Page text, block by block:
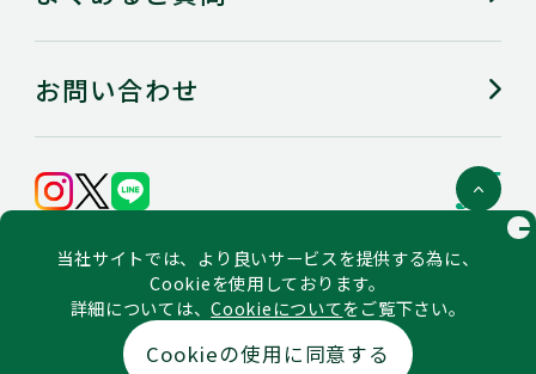
当社サイトでは、より良いサービスを提供する為に、
Cookieを使用しております。
詳細については、Cookieについてをご覧下さい。
Cookieの使用に同意する
お問い合わせ
個人情報の保護に関するステートメント
ご利用にあたってのお願い（利用規約）
ソーシャルメディア公式アカウント一覧・ポリシー
Copyright © Thunders & Marvelous CO.,LTD. All rights